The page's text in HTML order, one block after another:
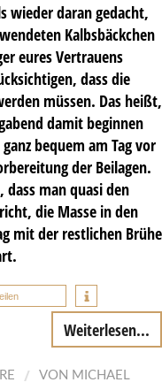
wieder daran gedacht,
Kalbsbäckchen
eures Vertrauens
dass die
müssen. Das heißt,
damit beginnen
bequem am Tag vor
der Beilagen.
dass man quasi den
die Masse in den
mit der restlichen Brühe
Weiterlesen...
/ VON MICHAEL